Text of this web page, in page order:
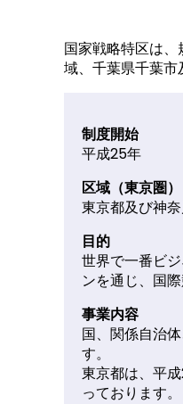
国家戦略特区は
域、千葉県千葉市
制度開始
平成25年
区域（東京圏）
東京都及び神
目的
世界で一番ビ
ンを通じ、国
事業内容
国、関係自治
す。
東京都は、平
っております。